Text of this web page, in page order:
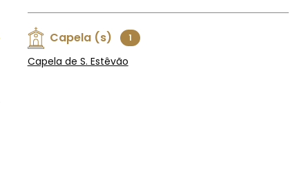
Capela (s) 1
Capela de S. Estêvão